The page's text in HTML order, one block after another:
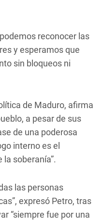
reconocer las
y esperamos que
sin bloqueos ni
de Maduro, afirma
a pesar de sus
de una poderosa
interno es el
soberanía”.
las personas
expresó Petro, tras
“siempre fue por una